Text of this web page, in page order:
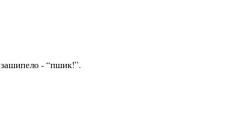
- “пшик!”.